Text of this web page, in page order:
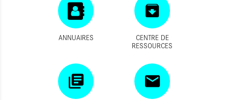
ANNUAIRES
CENTRE DE
RESSOURCES